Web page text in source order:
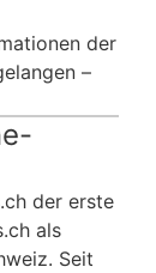
der
–
der erste
als
Seit